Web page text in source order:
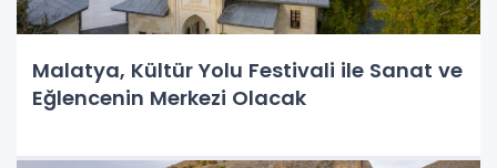
Malatya, Kültür Yolu Festivali ile Sanat ve
Eğlencenin Merkezi Olacak